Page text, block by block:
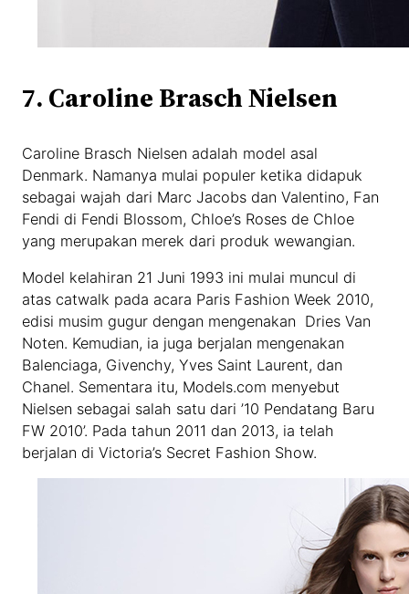
7. Caroline Brasch Nielsen
Caroline Brasch Nielsen adalah model asal
Denmark. Namanya mulai populer ketika didapuk
sebagai wajah dari Marc Jacobs dan Valentino, Fan
Fendi di Fendi Blossom, Chloe’s Roses de Chloe
yang merupakan merek dari produk wewangian.
Model kelahiran 21 Juni 1993 ini mulai muncul di
atas catwalk pada acara Paris Fashion Week 2010,
edisi musim gugur dengan mengenakan Dries Van
Noten. Kemudian, ia juga berjalan mengenakan
Balenciaga, Givenchy, Yves Saint Laurent, dan
Chanel. Sementara itu, Models.com menyebut
Nielsen sebagai salah satu dari ’10 Pendatang Baru
FW 2010’. Pada tahun 2011 dan 2013, ia telah
berjalan di Victoria’s Secret Fashion Show.